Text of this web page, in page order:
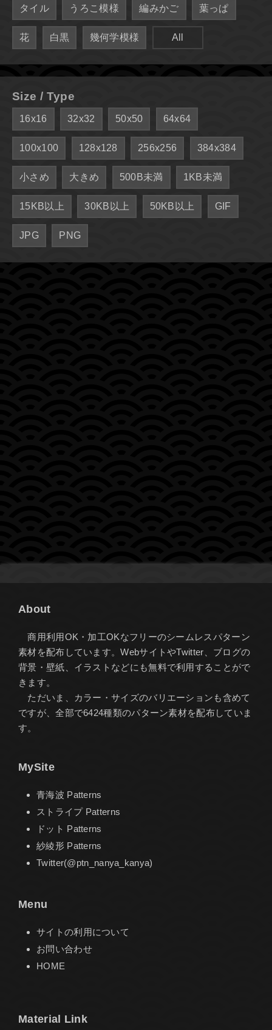
タイル うろこ模様 編みかご 葉っぱ
花 白黒 幾何学模様 All
Size / Type
16x16 32x32 50x50 64x64
100x100 128x128 256x256 384x384
小さめ 大きめ 500B未満 1KB未満
15KB以上 30KB以上 50KB以上 GIF
JPG PNG
About
商用利用OK・加工OKなフリーのシームレスパターン
素材を配布しています。WebサイトやTwitter、ブログの
背景・壁紙、イラストなどにも無料で利用することがで
きます。
ただいま、カラー・サイズのバリエーションも含めて
ですが、全部で6424種類のパターン素材を配布していま
す。
MySite
青海波 Patterns
ストライプ Patterns
ドット Patterns
紗綾形 Patterns
Twitter(@ptn_nanya_kanya)
Menu
サイトの利用について
お問い合わせ
HOME
Material Link